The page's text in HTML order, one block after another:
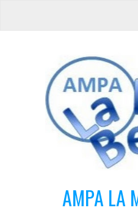
AMPA LA